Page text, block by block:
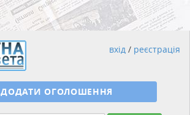
ДОДАТИ ОГОЛОШЕННЯ
вхід / реєстрація